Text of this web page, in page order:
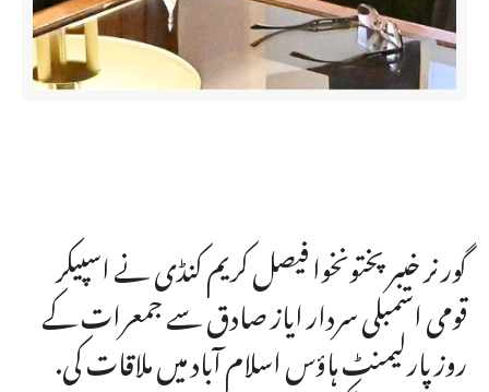
گورنر خیبر پختونخوا فیصل کریم کنڈی نے اسپیکر
قومی اسمبلی سردار ایاز صادق سے جمعرات کے
روز پارلیمنٹ ہاؤس اسلام آباد میں ملاقات کی.